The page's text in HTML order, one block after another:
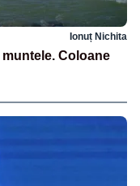
Ionuț Nichita
Coloane